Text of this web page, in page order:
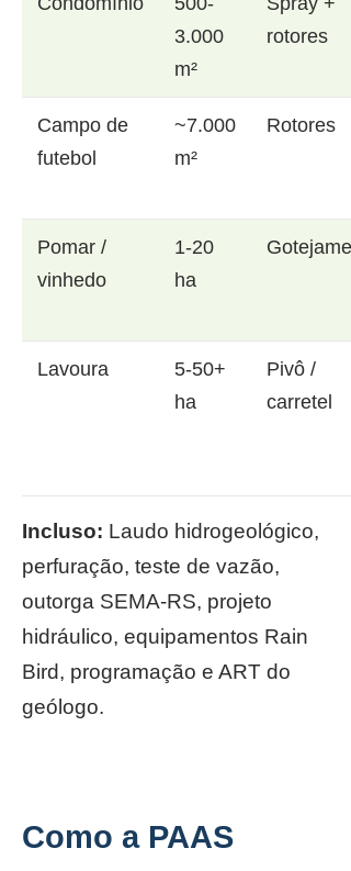
3.000
m²
rotores
Campo de
futebol
~7.000
m²
Rotores
Pomar /
vinhedo
1-20
ha
Lavoura
5-50+
ha
Pivô /
carretel
Incluso: Laudo hidrogeológico,
perfuração, teste de vazão,
outorga SEMA-RS, projeto
hidráulico, equipamentos Rain
Bird, programação e ART do
geólogo.
Como a PAAS